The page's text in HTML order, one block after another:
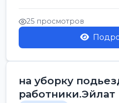
ПРИВЕТСТВУЮТСЯ
ОБУЧЕНИЕ В ПРОЦ...
25 просмотров
на уборку
работники.Эйлат